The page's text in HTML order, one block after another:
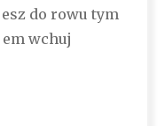
do rowu tym
wchuj